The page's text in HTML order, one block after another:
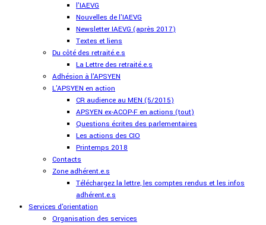
l'IAEVG
Nouvelles de l'IAEVG
Newsletter IAEVG (après 2017)
Textes et liens
Du côté des retraité.e.s
La Lettre des retraité.e.s
Adhésion à l'APSYEN
L'APSYEN en action
CR audience au MEN (5/2015)
APSYEN ex-ACOP-F en actions (tout)
Questions écrites des parlementaires
Les actions des CIO
Printemps 2018
Contacts
Zone adhérent.e.s
Téléchargez la lettre, les comptes rendus et les infos
adhérent.e.s
Services d'orientation
Organisation des services